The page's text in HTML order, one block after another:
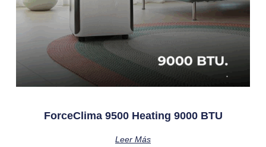
ForceClima 9500 Heating 9000 BTU
Leer Más